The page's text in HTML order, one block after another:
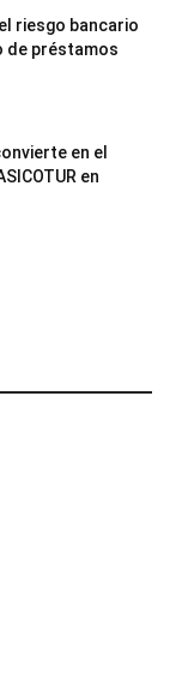
riesgo bancario
de préstamos
en el
en